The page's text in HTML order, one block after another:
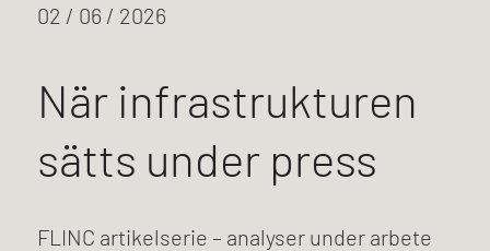
02 / 06 / 2026
När infrastrukturen
sätts under press
FLINC artikelserie – analyser under arbete